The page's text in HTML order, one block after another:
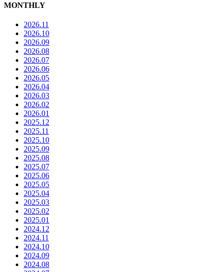
MONTHLY
2026.11
2026.10
2026.09
2026.08
2026.07
2026.06
2026.05
2026.04
2026.03
2026.02
2026.01
2025.12
2025.11
2025.10
2025.09
2025.08
2025.07
2025.06
2025.05
2025.04
2025.03
2025.02
2025.01
2024.12
2024.11
2024.10
2024.09
2024.08